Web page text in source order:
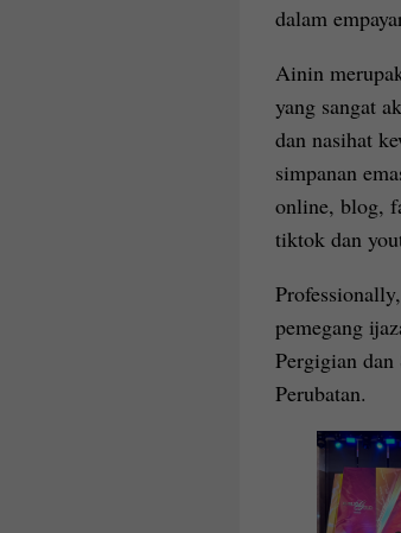
dalam
Ainin
yang sangat
dan nasihat
simpanan
online, blog,
tiktok dan
pemegang
Pergigian
Perubatan.